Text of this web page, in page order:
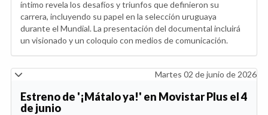
íntimo revela los desafíos y triunfos que definieron su
carrera, incluyendo su papel en la selección uruguaya
durante el Mundial. La presentación del documental incluirá
un visionado y un coloquio con medios de comunicación.
Martes 02 de junio de 2026
Estreno de '¡Mátalo ya!' en Movistar Plus el 4
de junio